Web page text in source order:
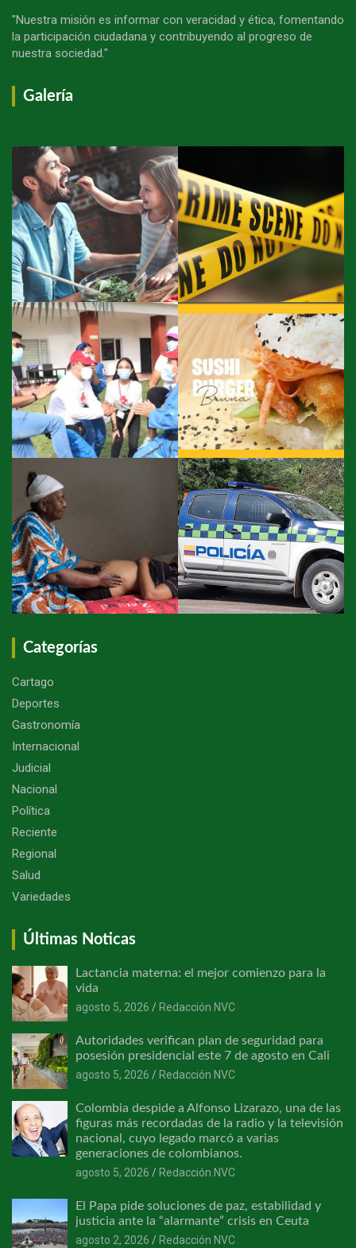
"Nuestra misión es informar con veracidad y ética, fomentando
la participación ciudadana y contribuyendo al progreso de
nuestra sociedad."
Galería
Categorías
Cartago
Deportes
Gastronomía
Internacional
Judicial
Nacional
Política
Reciente
Regional
Salud
Variedades
Últimas Noticas
Lactancia materna: el mejor comienzo para la
vida
agosto 5, 2026
Redacción NVC
Autoridades verifican plan de seguridad para
posesión presidencial este 7 de agosto en Cali
agosto 5, 2026
Redacción NVC
Colombia despide a Alfonso Lizarazo, una de las
figuras más recordadas de la radio y la televisión
nacional, cuyo legado marcó a varias
generaciones de colombianos.
agosto 5, 2026
Redacción NVC
El Papa pide soluciones de paz, estabilidad y
justicia ante la “alarmante” crisis en Ceuta
agosto 2, 2026
Redacción NVC